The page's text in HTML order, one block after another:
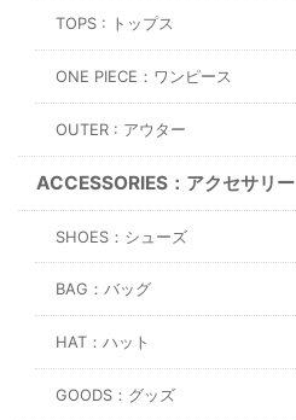
TOPS : トップス
ONE PIECE：ワンピース
OUTER : アウター
ACCESSORIES：アクセサリー
SHOES：シューズ
BAG：バッグ
HAT：ハット
GOODS：グッズ